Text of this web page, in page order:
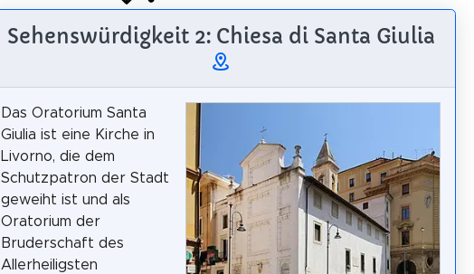
Sehenswürdigkeit 2: Chiesa di Santa Giulia
Das Oratorium Santa
Giulia ist eine Kirche in
Livorno, die dem
Schutzpatron der Stadt
geweiht ist und als
Oratorium der
Bruderschaft des
Allerheiligsten